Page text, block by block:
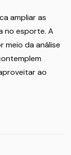
ampliar as
no esporte. A
meio da análise
ao